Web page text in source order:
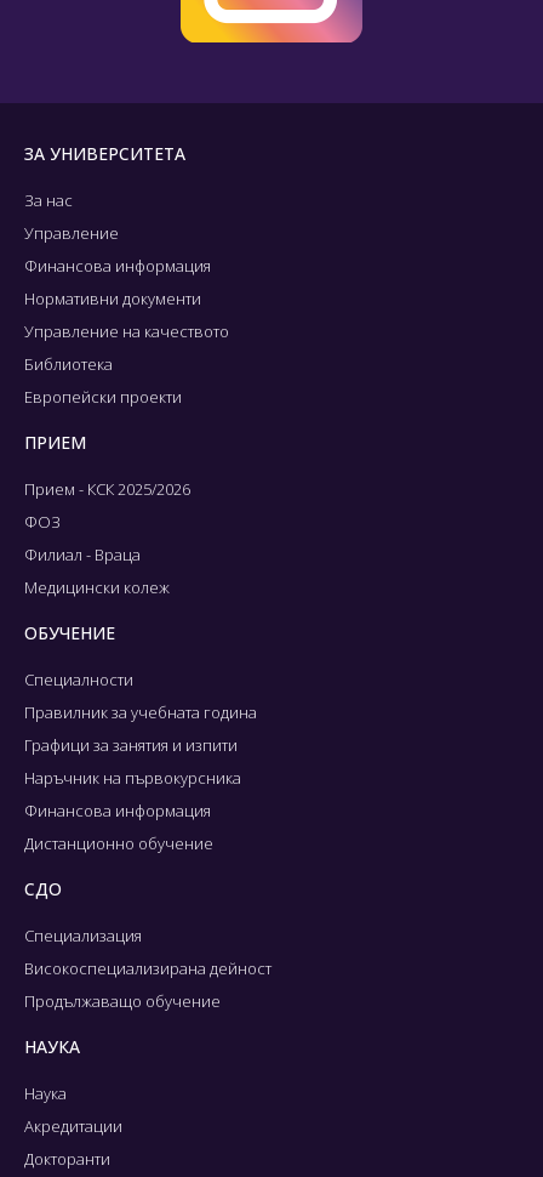
ЗА УНИВЕРСИТЕТА
За нас
Управление
Финансова информация
Нормативни документи
Управление на качеството
Библиотека
Европейски проекти
ПРИЕМ
Прием - КСК 2025/2026
ФОЗ
Филиал - Враца
Медицински колеж
ОБУЧЕНИЕ
Специалности
Правилник за учебната година
Графици за занятия и изпити
Наръчник на първокурсника
Финансова информация
Дистанционно обучение
СДО
Специализация
Високоспециализирана дейност
Продължаващо обучение
НАУКА
Наука
Акредитации
Докторанти